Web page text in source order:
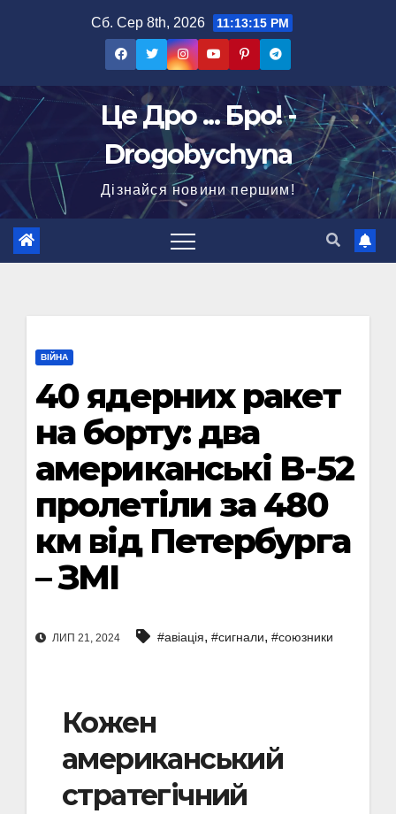
Сб. Сер 8th, 2026 11:13:16 PM
Це Дро ... Бро! -
Drogobychyna
Дізнайся новини першим!
ВІЙНА
40 ядерних ракет
на борту: два
американські B-52
пролетіли за 480
км від Петербурга
– ЗМІ
ЛИП 21, 2024 #авіація, #сигнали, #союзники
Кожен
американський
стратегічний